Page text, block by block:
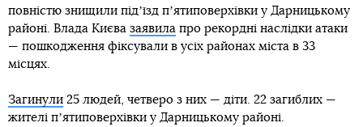
повністю знищили підʼїзд пʼятиповерхівки у Дарницькому
районі. Влада Києва заявила про рекордні наслідки атаки
— пошкодження фіксували в усіх районах міста в 33
місцях.
Загинули 25 людей, четверо з них — діти. 22 загиблих —
жителі пʼятиповерхівки у Дарницькому районі.